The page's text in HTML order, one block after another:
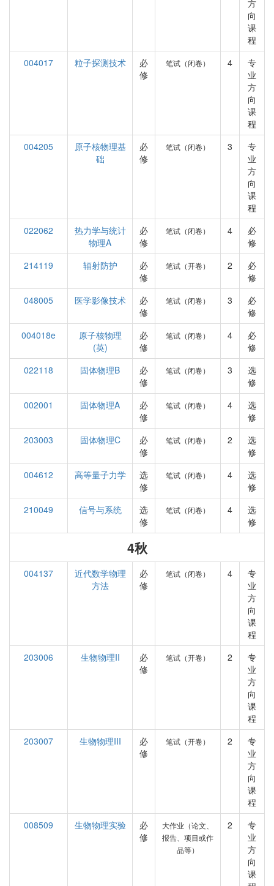
方
向
课
程
004017
粒子探测技术
必
修
笔试（闭卷） 4
专
业
方
向
课
程
004205
原子核物理基
础
必
修
笔试（闭卷） 3
专
业
方
向
课
程
022062
热力学与统计
物理A
必
修
笔试（闭卷） 4
必
修
214119
辐射防护
必
修
笔试（开卷） 2
必
修
048005
医学影像技术
必
修
笔试（闭卷） 3
必
修
004018e
原子核物理
(英)
必
修
笔试（闭卷） 4
必
修
022118
固体物理B
必
修
笔试（闭卷） 3
选
修
002001
固体物理A
必
修
笔试（闭卷） 4
选
修
203003
固体物理C
必
修
笔试（闭卷） 2
选
修
004612
高等量子力学
选
修
笔试（闭卷） 4
选
修
210049
信号与系统
选
修
笔试（闭卷） 4
选
修
4秋
004137
近代数学物理
方法
必
修
笔试（闭卷） 4
专
业
方
向
课
程
203006
生物物理II
必
修
笔试（开卷） 2
专
业
方
向
课
程
203007
生物物理III
必
修
笔试（开卷） 2
专
业
方
向
课
程
008509
生物物理实验
必
修
大作业（论文、
报告、项目或作
品等）
2
专
业
方
向
课